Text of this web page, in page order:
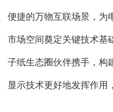
便捷的万物互联场景，为
市场空间奠定关键技术基
子纸生态圈伙伴携手，构
显示技术更好地发挥作用